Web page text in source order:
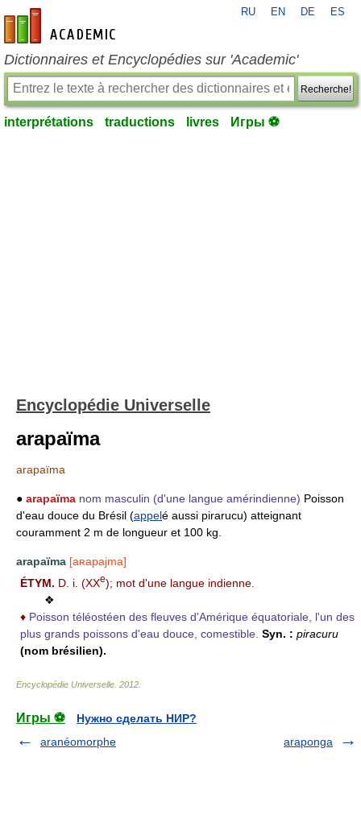
fr-academic.com
RU EN DE ES
Dictionnaires et Encyclopédies sur 'Academic'
Recherche!
interprétations traductions livres Игры ⚽
Encyclopédie Universelle
arapaïma
arapaïma
● arapaïma nom masculin (d'une langue amérindienne) Poisson
d'eau douce du Brésil (appelé aussi pirarucu) atteignant
couramment 2 m de longueur et 100 kg.
arapaïma [aʀapajma]
ÉTYM. D. i. (XXe); mot d'une langue indienne.
❖
♦ Poisson téléostéen des fleuves d'Amérique équatoriale, l'un des
plus grands poissons d'eau douce, comestible. Syn. : piracuru
(nom brésilien).
Encyclopédie Universelle 2012
Игры ⚽
Нужно сделать НИР?
aranéomorphe
araponga